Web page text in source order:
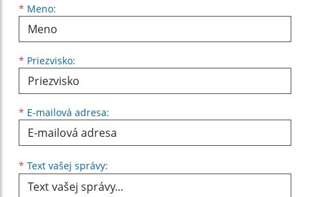
* Meno:
Meno
* Priezvisko:
Priezvisko
* E-mailová adresa:
E-mailová adresa
* Text vašej správy: